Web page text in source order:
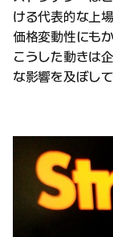
ける代表的な上場
価格変動性にも
こうした動きは
な影響を及ぼして